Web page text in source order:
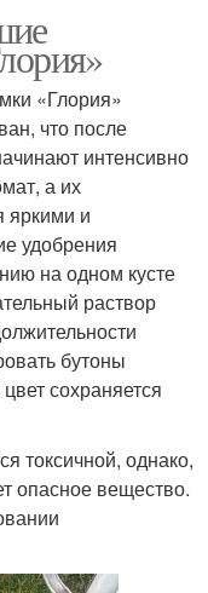
«Глория»
что после
интенсивно
а их
яркими и
удобрения
на одном кусте
раствор
бутоны
сохраняется
токсичной, однако,
опасное вещество.